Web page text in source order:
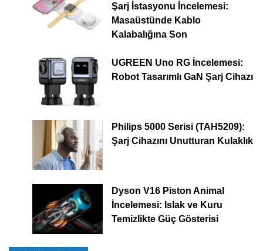
Şarj İstasyonu İncelemesi:
Masaüstünde Kablo
Kalabalığına Son
UGREEN Uno RG İncelemesi:
Robot Tasarımlı GaN Şarj Cihazı
Philips 5000 Serisi (TAH5209):
Şarj Cihazını Unutturan Kulaklık
Dyson V16 Piston Animal
İncelemesi: Islak ve Kuru
Temizlikte Güç Gösterisi